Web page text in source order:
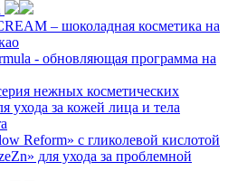
– шоколадная косметика на
- обновляющая программа на
нежных косметических
ухода за кожей лица и тела
Reform» с гликолевой кислотой
для ухода за проблемной